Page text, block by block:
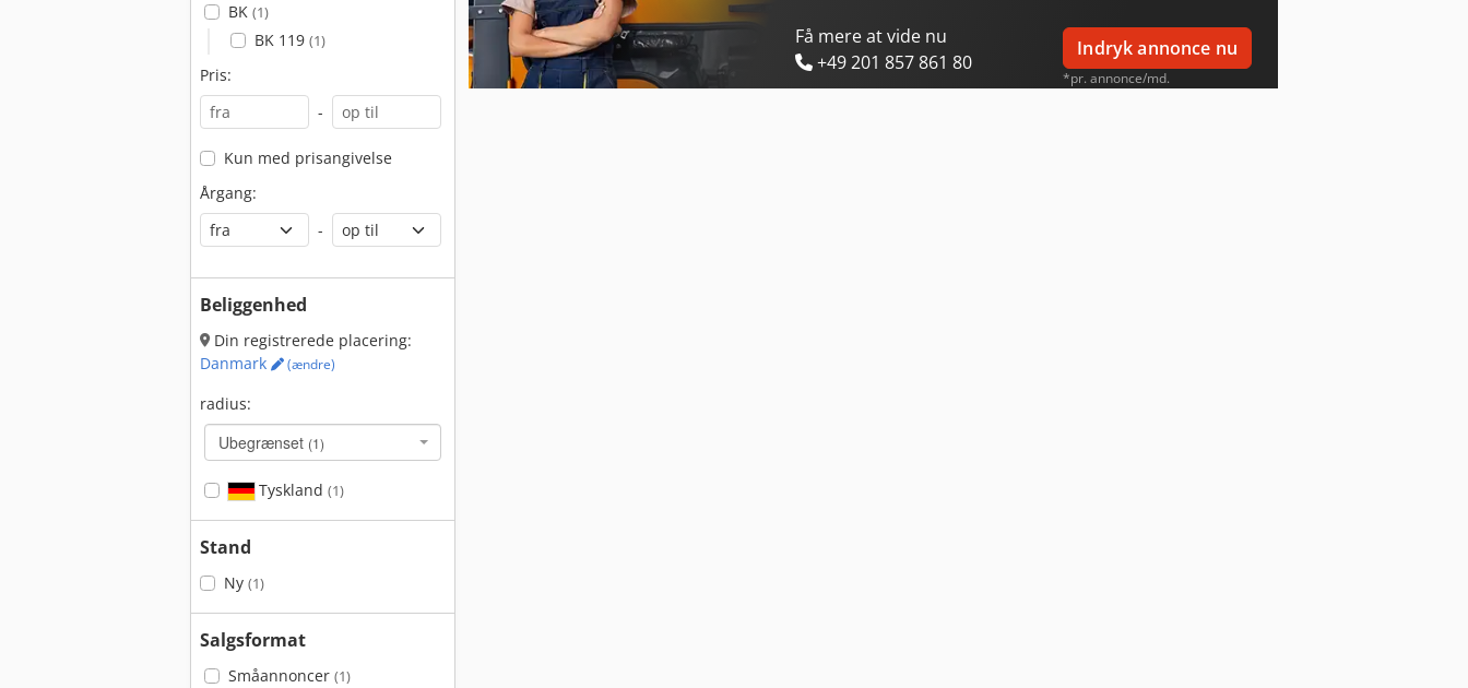
BK (1)
BK 119 (1)
Pris:
-
Kun med prisangivelse
Årgang:
-
Beliggenhed
Din registrerede placering:
Danmark
(ændre)
radius:
Ubegrænset (1)
Tyskland (1)
Stand
Ny (1)
Salgsformat
Småannoncer (1)
Få mere at vide nu
+49 201 857 861 80
Indryk annonce nu
*pr. annonce/md.